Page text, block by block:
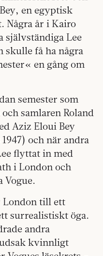
en egyptisk
Några år i Kairo
Lee
skulle få ha några
en gång om
semester som
samlaren Roland
Aziz Eloui Bey
och när andra
flyttat in med
i London och
London till ett
surrealistiskt öga.
andra
kvinnligt